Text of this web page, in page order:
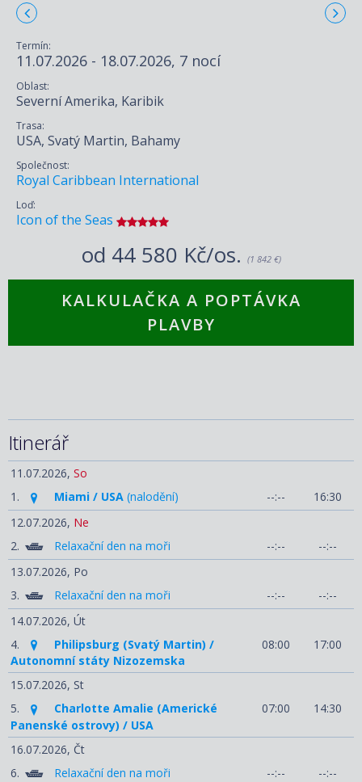
Termín:
11.07.2026 - 18.07.2026, 7 nocí
Oblast:
Severní Amerika, Karibik
Trasa:
USA, Svatý Martin, Bahamy
Společnost:
Royal Caribbean International
Loď:
Icon of the Seas
od 44 580 Kč/os. (1 842 €)
KALKULAČKA A POPTÁVKA
PLAVBY
Itinerář
11.07.2026, So
1.
Miami / USA (nalodění) --:--
16:30
12.07.2026, Ne
2.
Relaxační den na moři --:--
--:--
13.07.2026, Po
3.
Relaxační den na moři --:--
--:--
14.07.2026, Út
4.
Philipsburg (Svatý Martin) /
Autonomní státy Nizozemska
08:00 17:00
15.07.2026, St
5.
Charlotte Amalie (Americké
Panenské ostrovy) / USA
07:00 14:30
16.07.2026, Čt
6.
Relaxační den na moři --:--
--:--